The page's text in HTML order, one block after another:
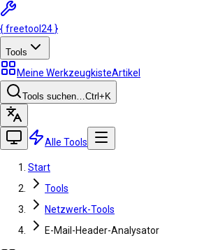
{freetool 24 }
Tools
Meine WerkzeugkisteArtikel
Tools suchen…Ctrl +K
Alle Tools
Start
Tools
Netzwerk-Tools
E-Mail-Header-Analysator